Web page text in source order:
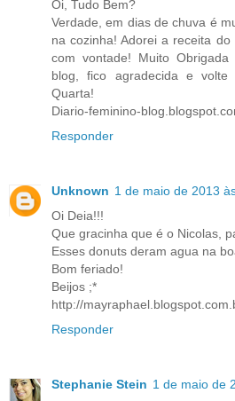
Oi, Tudo Bem?
Verdade, em dias de chuva é
na cozinha! Adorei a receita
com vontade! Muito
blog, fico agradecida e
Quarta!
Diario-feminino-
Responder
Unknown 1 de maio de 2013
Oi Deia!!!
Que gracinha que é o Nicolas,
Esses donuts deram agua na
Bom feriado!
Beijos ;*
http://
Responder
Stephanie Stein 1 de maio de